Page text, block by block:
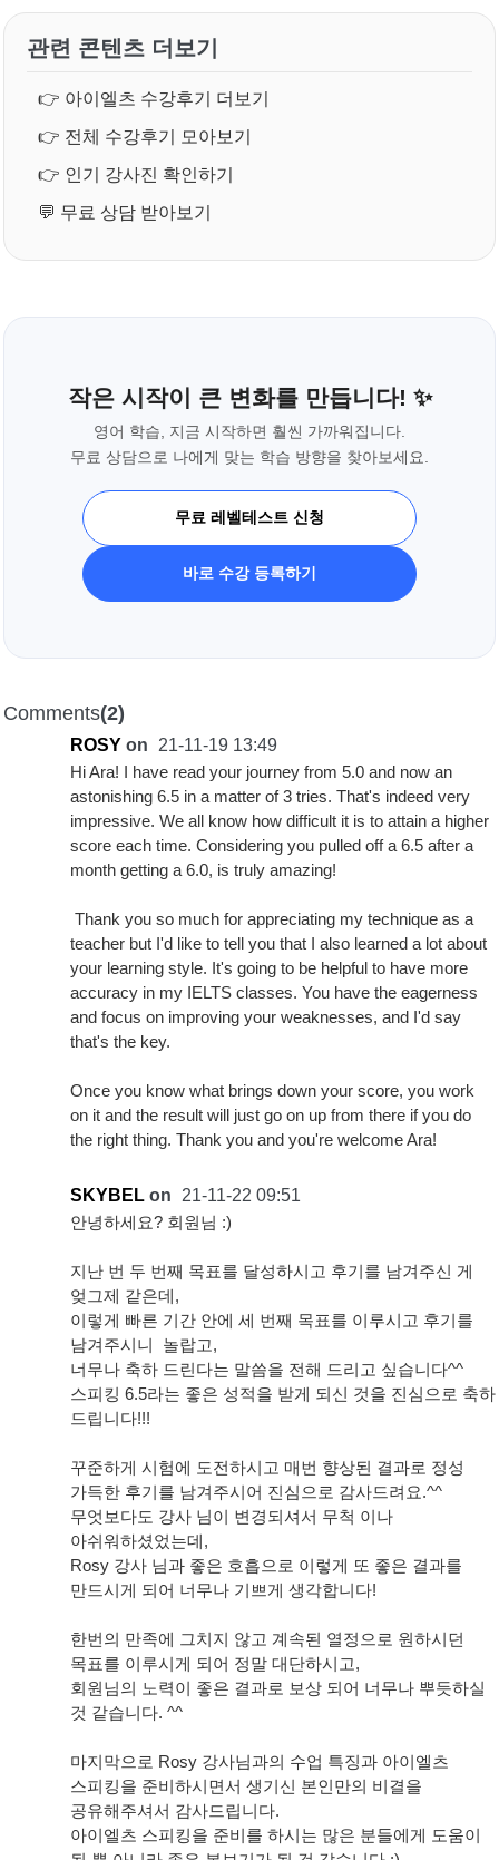
관련 콘텐츠 더보기
👉 아이엘츠 수강후기 더보기
👉 전체 수강후기 모아보기
👉 인기 강사진 확인하기
💬 무료 상담 받아보기
작은 시작이 큰 변화를 만듭니다! ✨
영어 학습, 지금 시작하면 훨씬 가까워집니다.
무료 상담으로 나에게 맞는 학습 방향을 찾아보세요.
무료 레벨테스트 신청
바로 수강 등록하기
Comments(2)
ROSY on
21-11-19 13:49
Hi Ara! I have read your journey from 5.0 and now an
astonishing 6.5 in a matter of 3 tries. That's indeed very
impressive. We all know how difficult it is to attain a higher
score each time. Considering you pulled off a 6.5 after a
month getting a 6.0, is truly amazing!
Thank you so much for appreciating my technique as a
teacher but I'd like to tell you that I also learned a lot about
your learning style. It's going to be helpful to have more
accuracy in my IELTS classes. You have the eagerness
and focus on improving your weaknesses, and I'd say
that's the key.
Once you know what brings down your score, you work
on it and the result will just go on up from there if you do
the right thing. Thank you and you're welcome Ara!
SKYBEL on
21-11-22 09:51
안녕하세요? 회원님 :)
지난 번 두 번째 목표를 달성하시고 후기를 남겨주신 게
엊그제 같은데,
이렇게 빠른 기간 안에 세 번째 목표를 이루시고 후기를
남겨주시니 놀랍고,
너무나 축하 드린다는 말씀을 전해 드리고 싶습니다^^
스피킹 6.5라는 좋은 성적을 받게 되신 것을 진심으로 축하
드립니다!!!
꾸준하게 시험에 도전하시고 매번 향상된 결과로 정성
가득한 후기를 남겨주시어 진심으로 감사드려요.^^
무엇보다도 강사 님이 변경되셔서 무척 이나
아쉬워하셨었는데,
Rosy 강사 님과 좋은 호흡으로 이렇게 또 좋은 결과를
만드시게 되어 너무나 기쁘게 생각합니다!
한번의 만족에 그치지 않고 계속된 열정으로 원하시던
목표를 이루시게 되어 정말 대단하시고,
회원님의 노력이 좋은 결과로 보상 되어 너무나 뿌듯하실
것 같습니다. ^^
마지막으로 Rosy 강사님과의 수업 특징과 아이엘츠
스피킹을 준비하시면서 생기신 본인만의 비결을
공유해주셔서 감사드립니다.
아이엘츠 스피킹을 준비를 하시는 많은 분들에게 도움이